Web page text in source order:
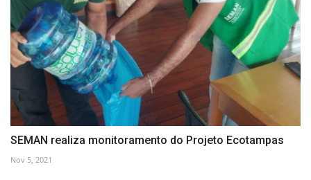
SEMAN realiza monitoramento do Projeto Ecotampas
Nov 5, 2021